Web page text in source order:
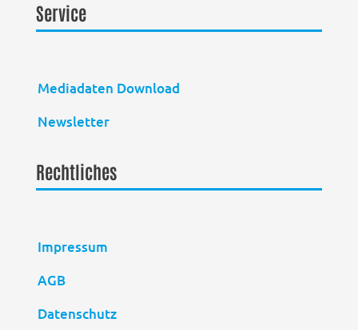
Service
Mediadaten Download
Newsletter
Rechtliches
Impressum
AGB
Datenschutz